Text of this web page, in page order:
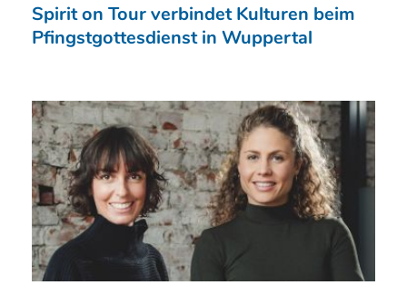
Spirit on Tour verbindet Kulturen beim
Pfingstgottesdienst in Wuppertal